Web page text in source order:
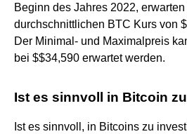
Beginn des Jahres 2022,
durchschnittlichen BTC Kurs von
Der Minimal- und Maximalpreis
bei $$34,590 erwartet werden.
Ist es sinnvoll in Bitcoin
Ist es sinnvoll, in Bitcoins zu